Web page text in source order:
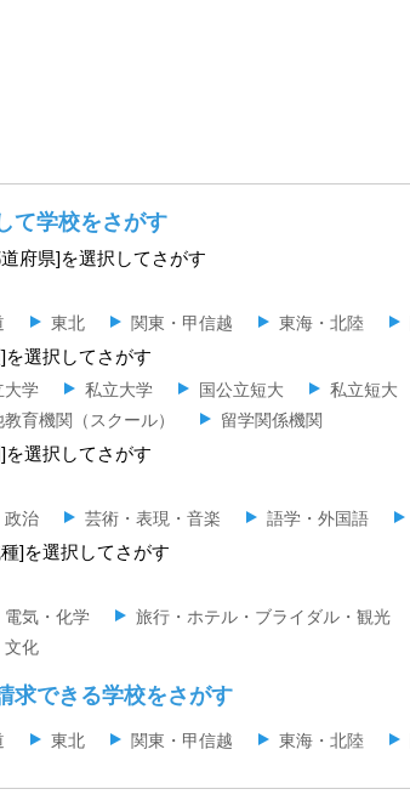
て学校をさがす
府県]を選択してさがす
東北 関東・甲信越 東海・北陸
を選択してさがす
大学 私立大学 国公立短大 私立短大
育機関（スクール）
留学関係機関
を選択してさがす
政治 芸術・表現・音楽 語学・外国語
]を選択してさがす
電気・化学 旅行・ホテル・ブライダル・観光
文化
求できる学校をさがす
東北 関東・甲信越 東海・北陸